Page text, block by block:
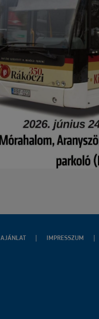
IMPRESSZUM